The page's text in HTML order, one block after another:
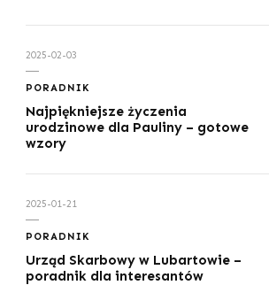
2025-02-03
PORADNIK
Najpiękniejsze życzenia
urodzinowe dla Pauliny – gotowe
wzory
2025-01-21
PORADNIK
Urząd Skarbowy w Lubartowie –
poradnik dla interesantów